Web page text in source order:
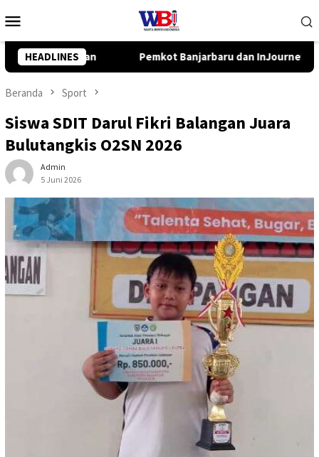
ke
Mobile
HEADLINES
dan InJourney Salurkan Bantuan TJSL Rp319 Juta
Beranda Sport
Siswa SDIT Darul Fikri Balangan Juara
Bulutangkis O2SN 2026
Admin
5 Juni 2026